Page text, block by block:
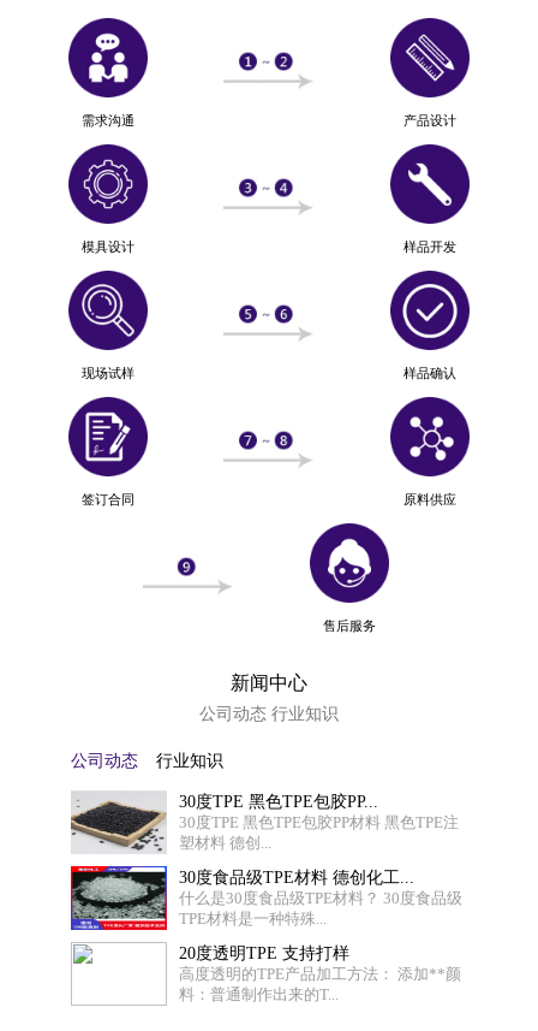
需求沟通 产品设计
模具设计 样品开发
现场试样 样品确认
签订合同 原料供应
售后服务
新闻中心
公司动态 行业知识
公司动态 行业知识
30度TPE 黑色TPE包胶PP...
30度TPE 黑色TPE包胶PP材料 黑色TPE注
塑材料 德创...
30度食品级TPE材料 德创化工...
什么是30度食品级TPE材料？ 30度食品级
TPE材料是一种特殊...
20度透明TPE 支持打样
高度透明的TPE产品加工方法： 添加**颜
料：普通制作出来的T...